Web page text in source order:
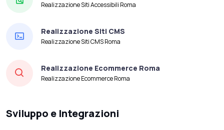
Realizzazione Siti Accessibili Roma
Realizzazione Siti CMS
Realizzazione Siti CMS Roma
Realizzazione Ecommerce Roma
Realizzazione Ecommerce Roma
Sviluppo e Integrazioni